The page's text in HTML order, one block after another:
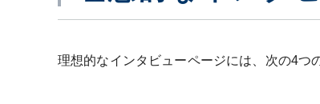
理想的なインタビューページには、次の4つ